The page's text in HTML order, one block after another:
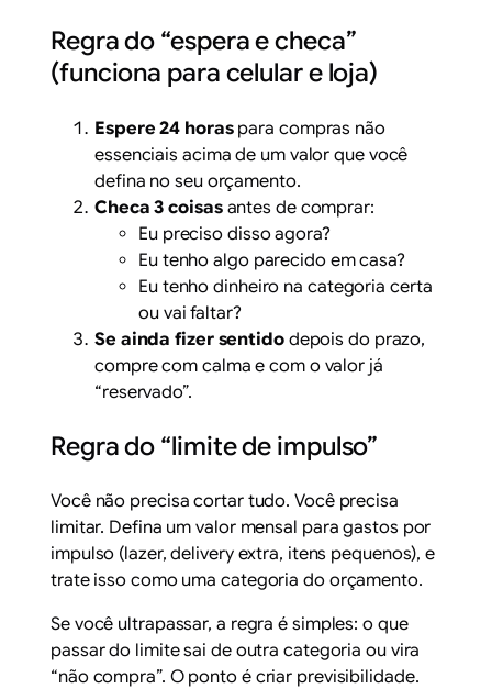
Regra do “espera e checa”
(funciona para celular e loja)
Espere 24 horaspara compras não
essenciais acima de um valor que você
defina no seu orçamento.
Checa 3 coisasantes de comprar:
Eu preciso disso agora?
Eu tenho algo parecido em casa?
Eu tenho dinheiro na categoria certa
ou vai faltar?
Se ainda fizer sentidodepois do prazo,
compre com calma e com o valor já
“reservado”.
Regra do “limite de impulso”
Você não precisa cortar tudo. Você precisa
limitar. Defina um valor mensal para gastos por
impulso (lazer, delivery extra, itens pequenos), e
trate isso como uma categoria do orçamento.
Se você ultrapassar, a regra é simples: o que
passar do limite sai de outra categoria ou vira
“não compra”. O ponto é criar previsibilidade.